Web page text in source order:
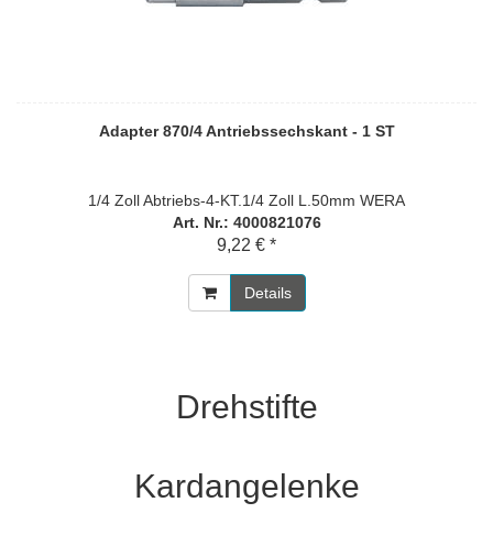
Adapter 870/4 Antriebssechskant - 1 ST
1/4 Zoll Abtriebs-4-KT.1/4 Zoll L.50mm WERA
Art. Nr.: 4000821076
9,22 € *
Details
Drehstifte
Kardangelenke